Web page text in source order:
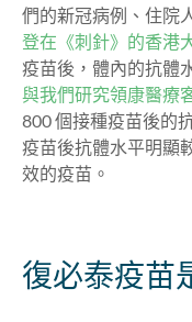
們的新冠病例、住院
登在《刺針》的香港
疫苗後，體內的抗體
與我們研究領康醫療
800 個接種疫苗後的
疫苗後抗體水平明顯
效的疫苗。
復必泰疫苗